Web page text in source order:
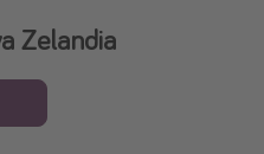
Zelandia